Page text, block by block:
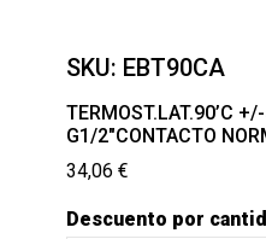
SKU: EBT90CA
TERMOST.LAT.90’C
G1/2″CONTACTO
34,06 €
Descuento por